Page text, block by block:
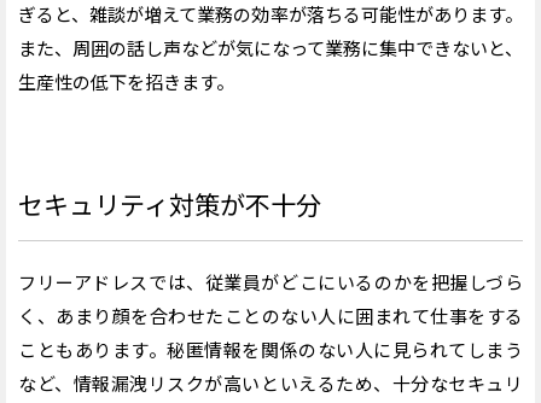
ぎると、雑談が増えて業務の効率が落ちる可能性があります。
また、周囲の話し声などが気になって業務に集中できないと、
生産性の低下を招きます。
セキュリティ対策が不十分
フリーアドレスでは、従業員がどこにいるのかを把握しづら
く、あまり顔を合わせたことのない人に囲まれて仕事をする
こともあります。秘匿情報を関係のない人に見られてしまう
など、情報漏洩リスクが高いといえるため、十分なセキュリ